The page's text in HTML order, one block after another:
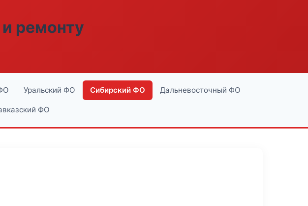
ремонту
Уральский ФО Сибирский ФО Дальневосточный ФО
ФО